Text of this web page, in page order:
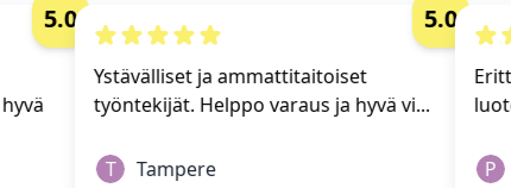
5.0
Ystävälliset ja ammattitaitoiset
työntekijät. Helppo varaus ja hyvä vi...
Tampere
5.0
P